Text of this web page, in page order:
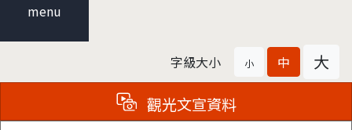
menu
字級大小 小 中 大
觀光文宣資料